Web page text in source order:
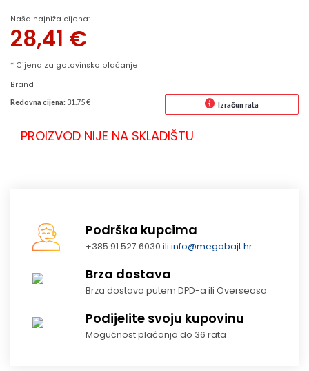
Naša najniža cijena:
28,41 €
* Cijena za gotovinsko plaćanje
Brand
Redovna cijena: 31.75 € Izračun rata
PROIZVOD NIJE NA SKLADIŠTU
Podrška kupcima
+385 91 527 6030 iliinfo@megabajt.hr
Brza dostava
Brza dostava putem DPD-a ili Overseasa
Podijelite svoju kupovinu
Mogućnost plaćanja do 36 rata